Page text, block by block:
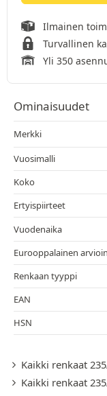
Ilmainen
Turvallinen
Yli 350
Ominaisuudet
Merkki
Vuosimalli
Koko
Ertyispiirteet
Vuodenaika
Eurooppalainen
Renkaan tyyppi
EAN
HSN
Kaikki renkaat
Kaikki renkaat